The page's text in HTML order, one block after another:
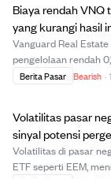
Biaya rendah VNQ
yang kurangi hasil
Vanguard Real
pengelolaan rendah
biaya tersembunyi
Berita Pasar Bearish ·
Volatilitas pasar
sinyal potensi
Volatilitas di pasar
ETF seperti EEM,